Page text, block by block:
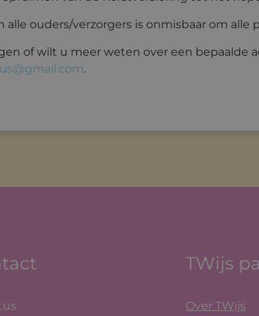
alle ouders/verzorgers is onmisbaar om
of wilt u meer weten over een bepaalde
.
TWijs
Over TWijs